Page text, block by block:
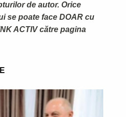
de autor. Orice
se poate face DOAR cu
ACTIV către pagina